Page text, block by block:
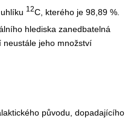
12C, kterého je 98,89 %.
hlediska zanedbatelná
jeho množství
původu, dopadajícího